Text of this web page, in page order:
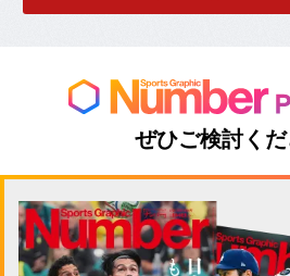
ぜひご検討くだ